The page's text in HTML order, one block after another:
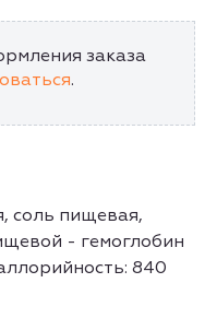
заказа
.
соль пищевая,
- гемоглобин
840